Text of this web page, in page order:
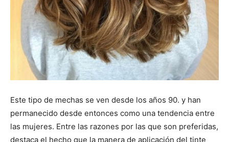
Este tipo de mechas se ven desde los años 90. y han
permanecido desde entonces como una tendencia entre
las mujeres. Entre las razones por las que son preferidas,
destaca el hecho que la manera de aplicación del tinte